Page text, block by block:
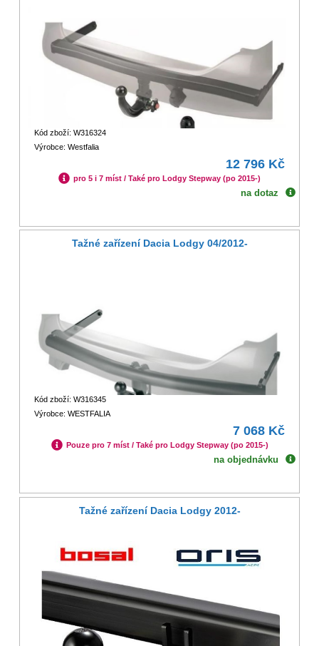
Kód zboží: W316324
Výrobce: Westfalia
12 796 Kč
pro 5 i 7 míst / Také pro Lodgy Stepway (po 2015-)
na dotaz
Tažné zařízení Dacia Lodgy 04/2012-
Kód zboží: W316345
Výrobce: WESTFALIA
7 068 Kč
Pouze pro 7 míst / Také pro Lodgy Stepway (po 2015-)
na objednávku
Tažné zařízení Dacia Lodgy 2012-